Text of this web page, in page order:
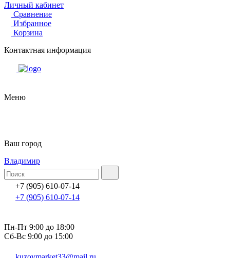
Личный кабинет
Сравнение
Избранное
Корзина
Контактная информация
Меню
Ваш город
Владимир
+7 (905) 610-07-14
+7 (905) 610-07-14
Пн-Пт 9:00 до 18:00
Сб-Вс 9:00 до 15:00